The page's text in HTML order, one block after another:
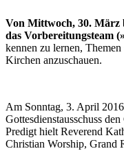
Von Mittwoch, 30. März
das Vorbereitungsteam
kennen zu lernen,
Kirchen anzuschauen.
Am Sonntag, 3. April
Gottesdienstausschuss
Predigt hielt Reverend
Christian Worship, Grand